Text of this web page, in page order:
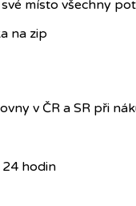
místo všechny
na zip
v ČR a SR při
24 hodin